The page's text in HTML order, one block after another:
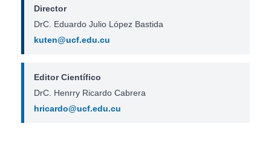
Director
DrC. Eduardo Julio López Bastida
kuten@ucf.edu.cu
Editor Científico
DrC. Henrry Ricardo Cabrera
hricardo@ucf.edu.cu